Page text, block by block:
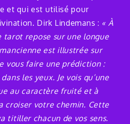
et qui est utilisé pour
Dirk Lindemans : « À
tarot repose sur une longue
est illustrée sur
vous faire une prédiction :
les yeux. Je vois qu’une
au caractère fruité et à
croiser votre chemin. Cette
titiller chacun de vos sens.